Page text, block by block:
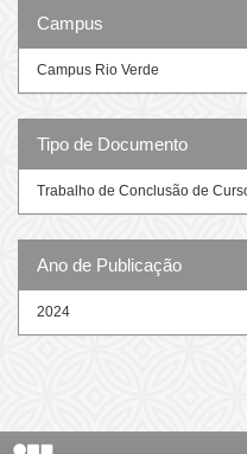
Campus
Campus Rio Verde
Tipo de Documento
Trabalho de Conclusão de
Ano de Publicação
2024